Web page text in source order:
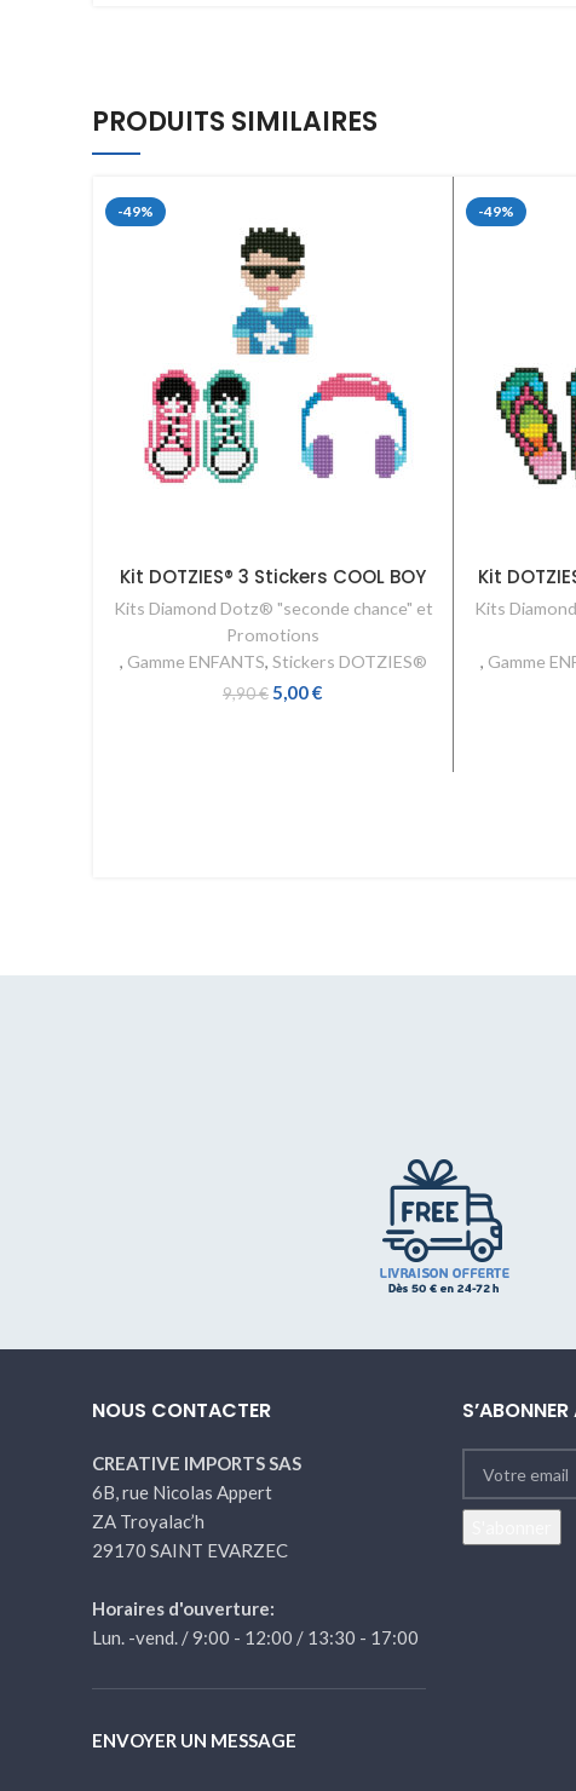
PRODUITS SIMILAIRES
-49%
Kit DOTZIES® 3 Stickers COOL BOY
Kits Diamond Dotz® "seconde chance" et
Promotions
, Gamme ENFANTS, Stickers DOTZIES®
9,90€5,00€
-49%
Kit
Kits
, Gamme
NOUS CONTACTER
CREATIVE IMPORTS SAS
6B, rue Nicolas Appert
ZA Troyalac’h
29170 SAINT EVARZEC
Horaires d'ouverture:
Lun. -vend. / 9:00 - 12:00 / 13:30 - 17:00
ENVOYER UN MESSAGE